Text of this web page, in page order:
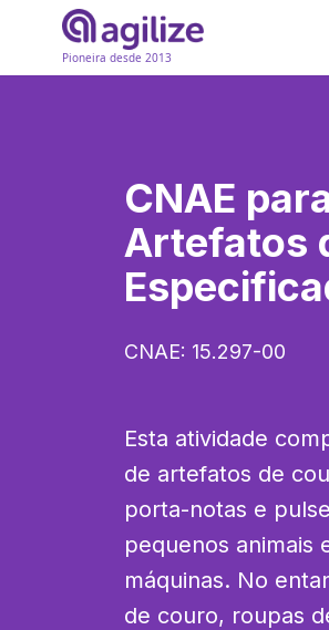
Pioneira desde 2013
CNAE
Artefatos
CNAE: 15.297-00
Esta atividade
de artefatos de
porta-notas e
pequenos animais
máquinas. No
de couro, roupas